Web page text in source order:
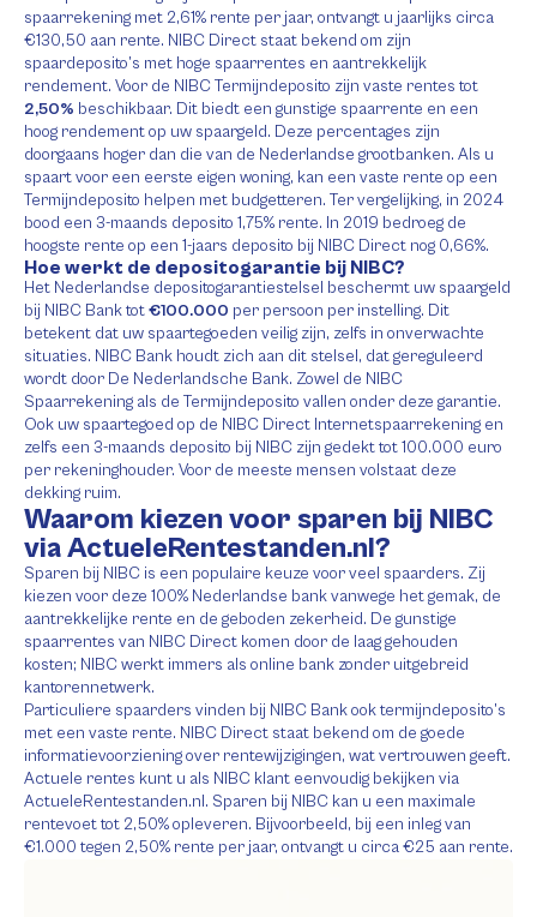
spaarrekening met 2,61% rente per jaar, ontvangt u jaarlijks circa
€130,50 aan rente. NIBC Direct staat bekend om zijn
spaardeposito’s met hoge spaarrentes en aantrekkelijk
rendement. Voor de NIBC Termijndeposito zijn vaste rentes tot
2,50% beschikbaar. Dit biedt een gunstige spaarrente en een
hoog rendement op uw spaargeld. Deze percentages zijn
doorgaans hoger dan die van de Nederlandse grootbanken. Als u
spaart voor een eerste eigen woning, kan een vaste rente op een
Termijndeposito helpen met budgetteren. Ter vergelijking, in 2024
bood een 3-maands deposito 1,75% rente. In 2019 bedroeg de
hoogste rente op een 1-jaars deposito bij NIBC Direct nog 0,66%.
Hoe werkt de depositogarantie bij NIBC?
Het Nederlandse depositogarantiestelsel beschermt uw spaargeld
bij NIBC Bank tot€100.000 per persoon per instelling. Dit
betekent dat uw spaartegoeden veilig zijn, zelfs in onverwachte
situaties. NIBC Bank houdt zich aan dit stelsel, dat gereguleerd
wordt door De Nederlandsche Bank. Zowel de NIBC
Spaarrekening als de Termijndeposito vallen onder deze garantie.
Ook uw spaartegoed op de NIBC Direct Internetspaarrekening en
zelfs een 3-maands deposito bij NIBC zijn gedekt tot 100.000 euro
per rekeninghouder. Voor de meeste mensen volstaat deze
dekking ruim.
Waarom kiezen voor sparen bij NIBC
via ActueleRentestanden.nl?
Sparen bij NIBC is een populaire keuze voor veel spaarders. Zij
kiezen voor deze 100% Nederlandse bank vanwege het gemak, de
aantrekkelijke rente en de geboden zekerheid. De gunstige
spaarrentes van NIBC Direct komen door de laag gehouden
kosten; NIBC werkt immers als online bank zonder uitgebreid
kantorennetwerk.
Particuliere spaarders vinden bij NIBC Bank ook termijndeposito’s
met een vaste rente. NIBC Direct staat bekend om de goede
informatievoorziening over rentewijzigingen, wat vertrouwen geeft.
Actuele rentes kunt u als NIBC klant eenvoudig bekijken via
ActueleRentestanden.nl. Sparen bij NIBC kan u een maximale
rentevoet tot 2,50% opleveren. Bijvoorbeeld, bij een inleg van
€1.000 tegen 2,50% rente per jaar, ontvangt u circa €25 aan rente.